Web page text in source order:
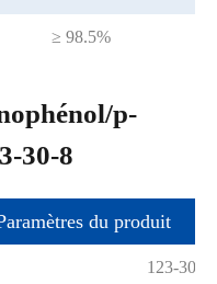
≥ 98.5%
p-
30-8
du produit
123-30-8